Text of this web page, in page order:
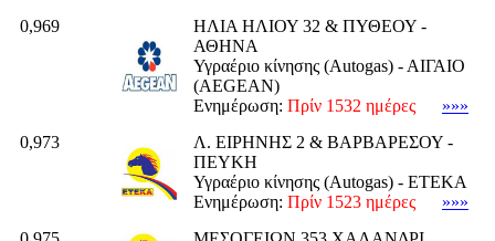
0,969
ΗΛΙΑ ΗΛΙΟΥ 32 & ΠΥΘΕΟΥ -
ΑΘΗΝΑ
Υγραέριο κίνησης (Autogas) - ΑΙΓΑΙΟ
(AEGEAN)
Ενημέρωση: Πρίν 1532 ημέρες
»»»
0,973
Λ. ΕΙΡΗΝΗΣ 2 & ΒΑΡΒΑΡΕΣΟΥ -
ΠΕΥΚΗ
Υγραέριο κίνησης (Autogas) - ΕΤΕΚΑ
Ενημέρωση: Πρίν 1523 ημέρες
»»»